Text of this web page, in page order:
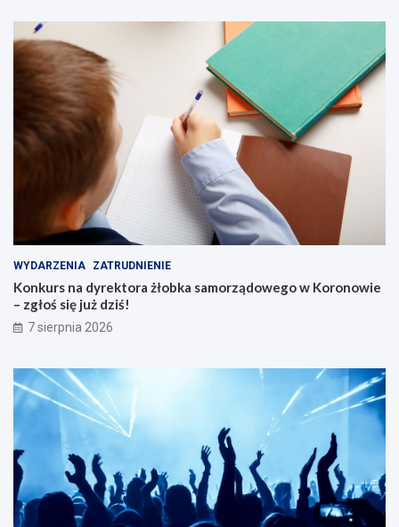
WYDARZENIA ZATRUDNIENIE
Konkurs na dyrektora żłobka samorządowego w Koronowie
– zgłoś się już dziś!
7 sierpnia 2026